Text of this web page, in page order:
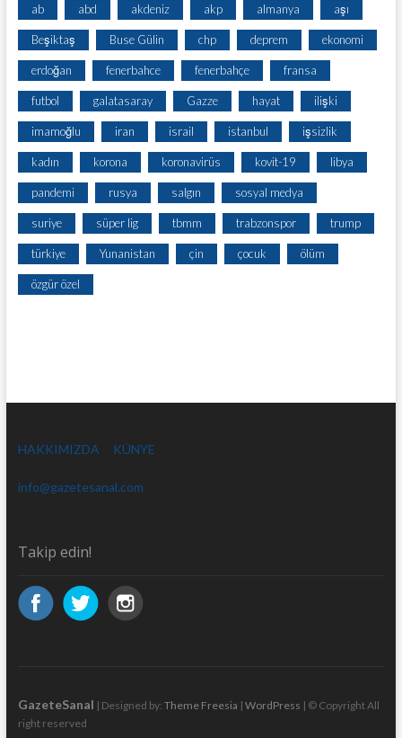
ab abd akdeniz akp almanya aşı
Beşiktaş Buse Gülin chp deprem ekonomi
erdoğan fenerbahce fenerbahçe fransa
futbol galatasaray Gazze hayat ilişki
imamoğlu iran israil istanbul işsizlik
kadın korona koronavirüs kovit-19 libya
pandemi rusya salgın sosyal medya
suriye süper lig tbmm trabzonspor trump
türkiye Yunanistan çin çocuk ölüm
özgür özel
HAKKIMIZDA KÜNYE
info@gazetesanal.com
Takip edin!
GazeteSanal | Designed by: Theme Freesia | WordPress | © Copyright All
right reserved